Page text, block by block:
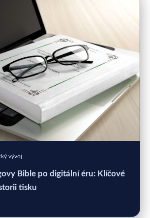
vývoj
Bible po digitální éru: Klíčové
tisku